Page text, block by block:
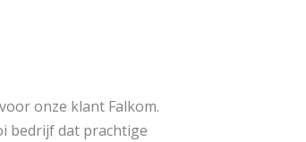
onze klant Falkom.
bedrijf dat prachtige